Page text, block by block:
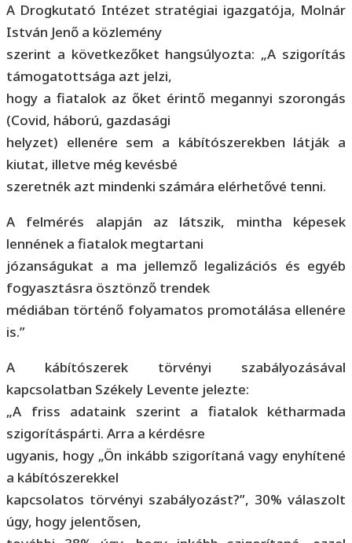
A Drogkutató Intézet stratégiai igazgatója, Molnár
István Jenő a közlemény
szerint a következőket hangsúlyozta: „A szigorítás
támogatottsága azt jelzi,
hogy a fiatalok az őket érintő megannyi szorongás
(Covid, háború, gazdasági
helyzet) ellenére sem a kábítószerekben látják a
kiutat, illetve még kevésbé
szeretnék azt mindenki számára elérhetővé tenni.
A felmérés alapján az látszik, mintha képesek
lennének a fiatalok megtartani
józanságukat a ma jellemző legalizációs és egyéb
fogyasztásra ösztönző trendek
médiában történő folyamatos promotálása ellenére
is.”
A kábítószerek törvényi szabályozásával
kapcsolatban Székely Levente jelezte:
„A friss adataink szerint a fiatalok kétharmada
szigorításpárti. Arra a kérdésre
ugyanis, hogy „Ön inkább szigorítaná vagy enyhítené
a kábítószerekkel
kapcsolatos törvényi szabályozást?”, 30% válaszolt
úgy, hogy jelentősen,